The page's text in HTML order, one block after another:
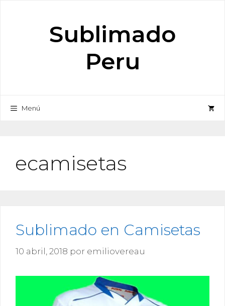
Sublimado
Peru
Menú
ecamisetas
Sublimado en Camisetas
10 abril, 2018 por emiliovereau